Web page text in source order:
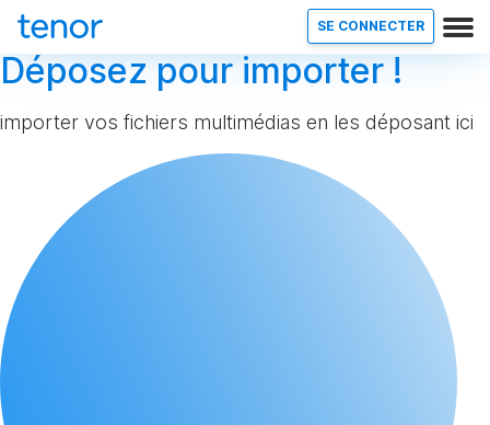
SE CONNECTER
Déposez pour importer !
importer vos fichiers multimédias en les déposant ici